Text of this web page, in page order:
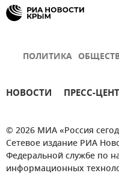
ПОЛИТИКА
НОВОСТИ ПРЕСС-
© 2026 МИА «Россия
Сетевое издание РИА
Федеральной службе по
информационных